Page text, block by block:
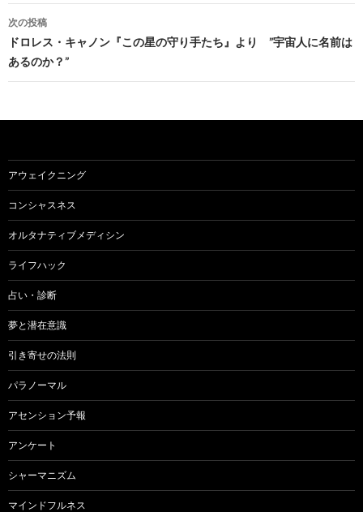
ナ
ビ
ゲ
シ
ョ
ン
次の投稿
ドロレス・キャノン『この星の守り手たち』より ”宇宙人に名前は
あるのか？”
アウェイクニング
コンシャスネス
オルタナティブメディシン
ライフハック
占い・診断
夢と潜在意識
引き寄せの法則
パラノーマル
アセンション予報
アンケート
シャーマニズム
マインドフルネス